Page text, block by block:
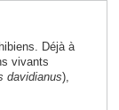
Déjà à
vivants
davidianus),